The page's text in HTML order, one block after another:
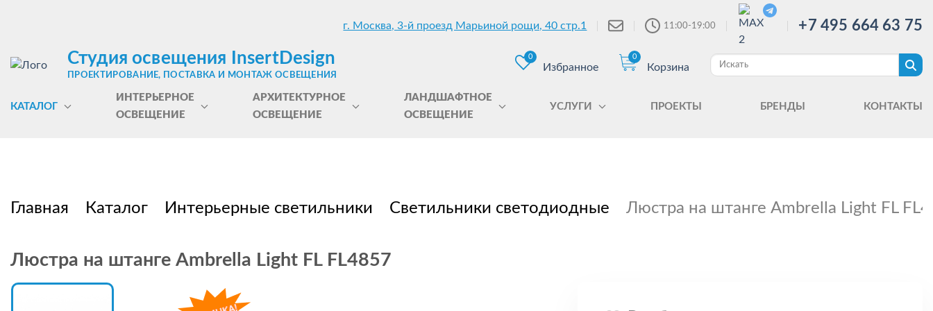
г. Москва, 3-й проезд Марьиной рощи, 40 стр.1 11:00-19:00 +7 495 664 63 75
Студия освещения InsertDesign
ПРОЕКТИРОВАНИЕ, ПОСТАВКА И МОНТАЖ ОСВЕЩЕНИЯ
0
Избранное
0
Корзина
КАТАЛОГ
ИНТЕРЬЕРНОЕ
ОСВЕЩЕНИЕ
АРХИТЕКТУРНОЕ
ОСВЕЩЕНИЕ
ЛАНДШАФТНОЕ
ОСВЕЩЕНИЕ
УСЛУГИ ПРОЕКТЫ БРЕНДЫ КОНТАКТЫ
Главная Каталог Интерьерные светильники Светильники светодиодные Люстра на штанге Ambrella Light FL
Люстра на штанге Ambrella Light FL FL4857